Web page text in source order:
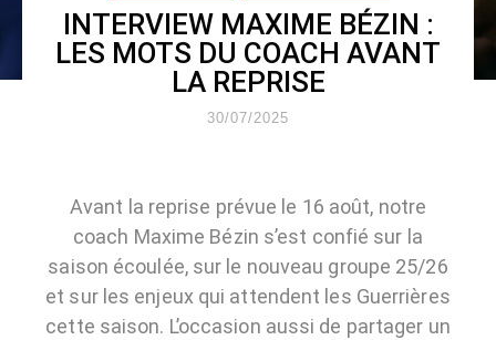
INTERVIEW MAXIME BÉZIN :
LES MOTS DU COACH AVANT
LA REPRISE
30/07/2025
Avant la reprise prévue le 16 août, notre
coach Maxime Bézin s’est confié sur la
saison écoulée, sur le nouveau groupe 25/26
et sur les enjeux qui attendent les Guerrières
cette saison. L’occasion aussi de partager un